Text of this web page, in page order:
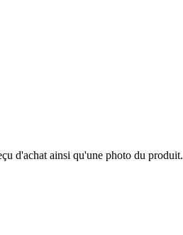
d'achat ainsi qu'une photo du produit.